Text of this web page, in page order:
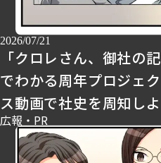
2026/07/21
「クロレさん、御社の
でわかる周年プロジェ
ス動画で社史を周知し
広報・PR